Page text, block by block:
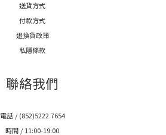
送貨方式
付款方式
退換貨政策
私隱條款
聯絡我們
電話 / (852)5222 7654
時間 / 11:00-19:00